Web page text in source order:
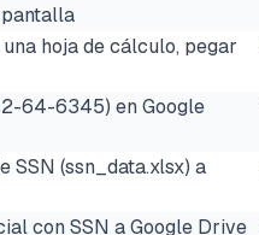
hoja de cálculo, pegar
64-6345) en Google
SSN (ssn_data.xlsx) a
con SSN a Google Drive